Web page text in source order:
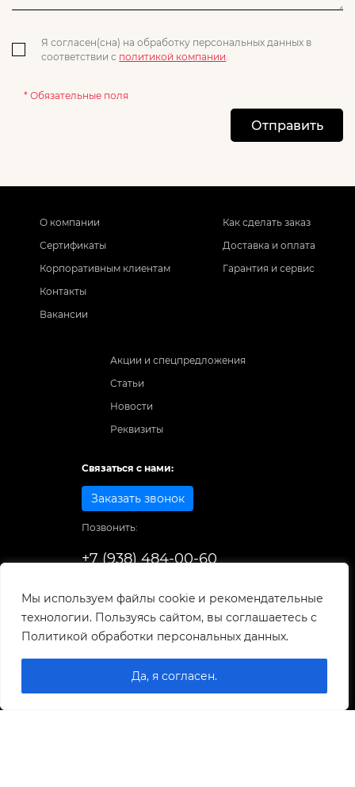
Мы используем файлы cookie и рекомендательные
технологии. Пользуясь сайтом, вы соглашаетесь с
Политикой обработки персональных данных.
Да, я согласен.
Я согласен(сна) на обработку персональных данных в
соответствии с политикой компании
* Обязательные поля
Отправить
О компании
Сертификаты
Корпоративным клиентам
Контакты
Вакансии
Как сделать заказ
Доставка и оплата
Гарантия и сервис
Акции и спецпредложения
Статьи
Новости
Реквизиты
Связаться с нами:
Заказать звонок
Позвонить:
+7 (938) 484-00-60
© 1998-2025
0